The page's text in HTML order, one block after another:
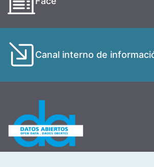
Canal interno de